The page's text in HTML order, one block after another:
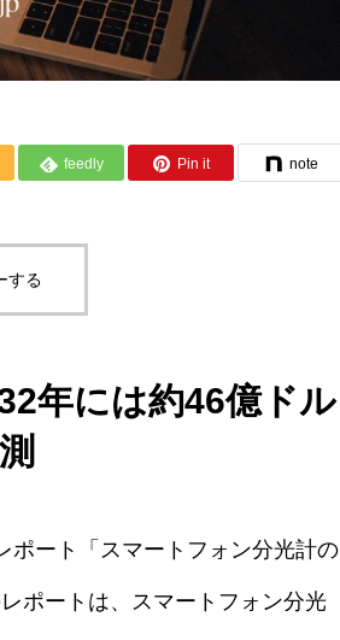
feedly Pin it note
する
年には約46億ドル
ポート「スマートフォン分光計の
ポートは、スマートフォン分光